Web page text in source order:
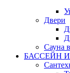
Двери
Сауна
БАССЕЙН